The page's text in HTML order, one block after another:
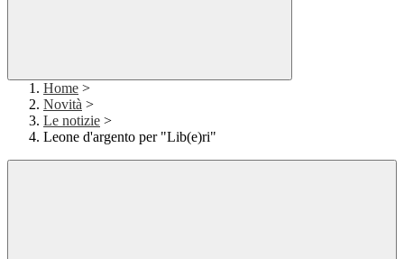
Home >
Novità >
Le notizie >
Leone d'argento per "Lib(e)ri"